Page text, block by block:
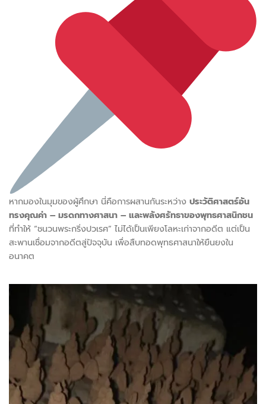
หากมองในมุมของผู้ศึกษา นี่คือการผสานกันระหว่าง ประวัติศาสตร์อัน
ทรงคุณค่า – มรดกทางศาสนา – และพลังศรัทธาของพุทธศาสนิกชน
ที่ทำให้ “ชนวนพระกริ่งปวเรศ” ไม่ได้เป็นเพียงโลหะเก่าจากอดีต แต่เป็น
สะพานเชื่อมจากอดีตสู่ปัจจุบัน เพื่อสืบทอดพุทธศาสนาให้ยืนยงใน
อนาคต